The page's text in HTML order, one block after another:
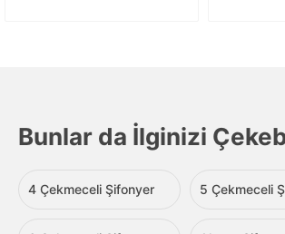
Bunlar da İlginizi
4 Çekmeceli Şifonyer 5 Çekmeceli